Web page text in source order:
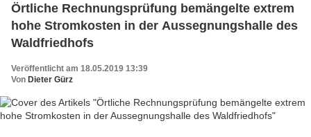
Örtliche Rechnungsprüfung bemängelte extrem
hohe Stromkosten in der Aussegnungshalle des
Waldfriedhofs
Veröffentlicht am 18.05.2019 13:39
Von Dieter Gürz